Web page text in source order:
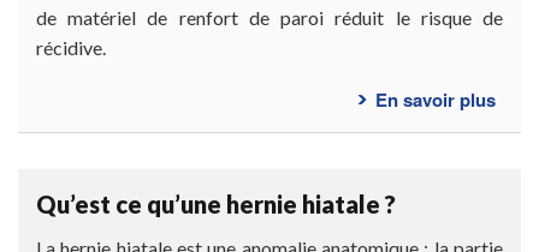
de matériel de renfort de paroi réduit le risque de
récidive.
En savoir plussur
des
Qu’est ce qu’une hernie hiatale ?